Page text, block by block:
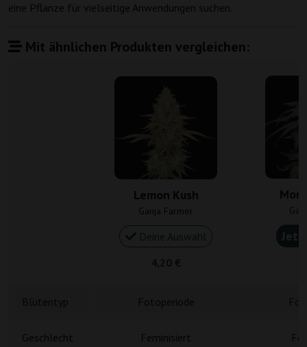
eine Pflanze für vielseitige Anwendungen suchen.
Mit ähnlichen Produkten vergleichen:
Lemon Kush
Ganja Farmer
Geschlecht Feminisiert